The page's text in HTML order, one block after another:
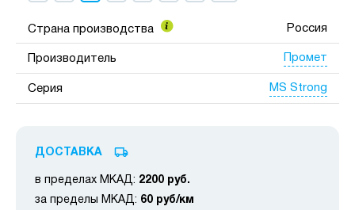
Страна производства Россия
Производитель Промет
Серия MS Strong
ДОСТАВКА
в пределах МКАД: 2200 руб.
за пределы МКАД: 60 руб/км